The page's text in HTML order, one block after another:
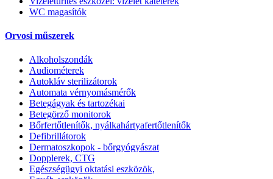
WC magasítók
Orvosi műszerek
Alkoholszondák
Audiométerek
Autokláv sterilizátorok
Automata vérnyomásmérők
Betegágyak és tartozékai
Betegörző monitorok
Bőrfertőtlenítők, nyálkahártyafertőtlenítők
Defibrillátorok
Dermatoszkopok - bőrgyógyászat
Dopplerek, CTG
Egészségügyi oktatási eszközök,